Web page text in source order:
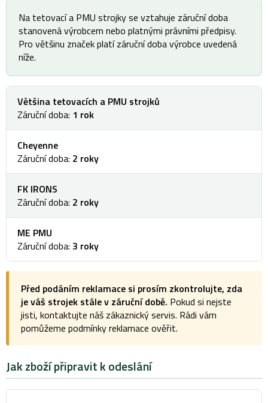
Na tetovací a PMU strojky se vztahuje záruční doba
stanovená výrobcem nebo platnými právními předpisy.
Pro většinu značek platí záruční doba výrobce uvedená
níže.
Většina tetovacích a PMU strojků
Záruční doba: 1 rok
Cheyenne
Záruční doba: 2 roky
FK IRONS
Záruční doba: 2 roky
ME PMU
Záruční doba: 3 roky
Před podáním reklamace si prosím zkontrolujte, zda
je váš strojek stále v záruční době. Pokud si nejste
jisti, kontaktujte náš zákaznický servis. Rádi vám
pomůžeme podmínky reklamace ověřit.
Jak zboží připravit k odeslání